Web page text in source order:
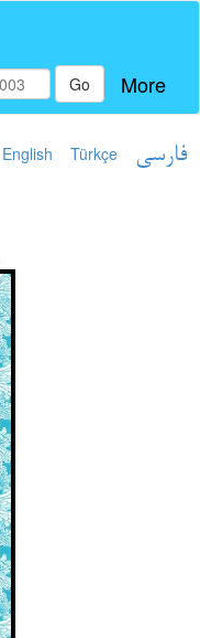
Go More
English Türkçe فارسی